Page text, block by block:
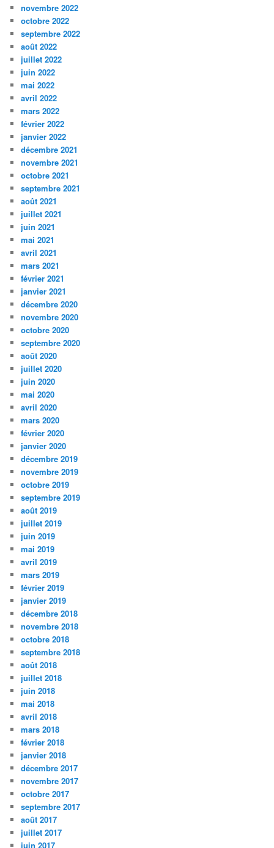
novembre 2022
octobre 2022
septembre 2022
août 2022
juillet 2022
juin 2022
mai 2022
avril 2022
mars 2022
février 2022
janvier 2022
décembre 2021
novembre 2021
octobre 2021
septembre 2021
août 2021
juillet 2021
juin 2021
mai 2021
avril 2021
mars 2021
février 2021
janvier 2021
décembre 2020
novembre 2020
octobre 2020
septembre 2020
août 2020
juillet 2020
juin 2020
mai 2020
avril 2020
mars 2020
février 2020
janvier 2020
décembre 2019
novembre 2019
octobre 2019
septembre 2019
août 2019
juillet 2019
juin 2019
mai 2019
avril 2019
mars 2019
février 2019
janvier 2019
décembre 2018
novembre 2018
octobre 2018
septembre 2018
août 2018
juillet 2018
juin 2018
mai 2018
avril 2018
mars 2018
février 2018
janvier 2018
décembre 2017
novembre 2017
octobre 2017
septembre 2017
août 2017
juillet 2017
juin 2017